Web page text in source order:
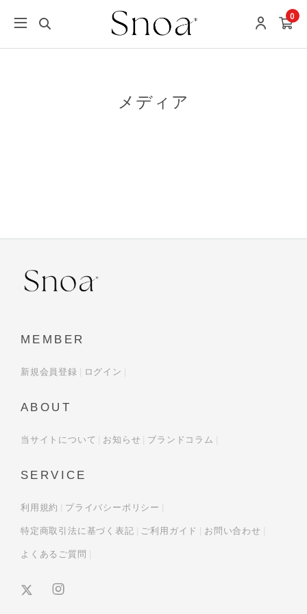
0
メディア
MEMBER
新規会員登録 ログイン
ABOUT
当サイトについて お知らせ ブランドコラム
SERVICE
利用規約 プライバシーポリシー
特定商取引法に基づく表記 ご利用ガイド お問い合わせ
よくあるご質問